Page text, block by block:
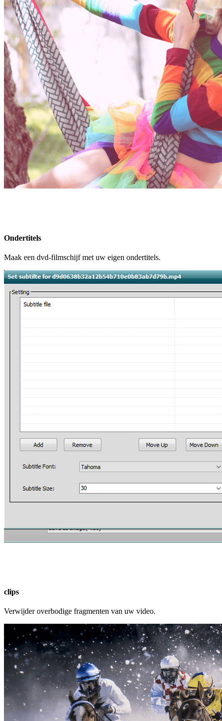
Ondertitels
Maak een dvd-filmschijf met uw eigen ondertitels.
clips
Verwijder overbodige fragmenten van uw video.